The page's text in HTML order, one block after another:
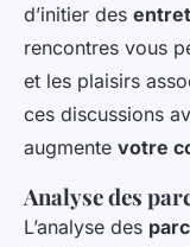
d’initier des
rencontres vous
et les plaisirs
ces discussions
augmente votre
Analyse des
L’analyse des